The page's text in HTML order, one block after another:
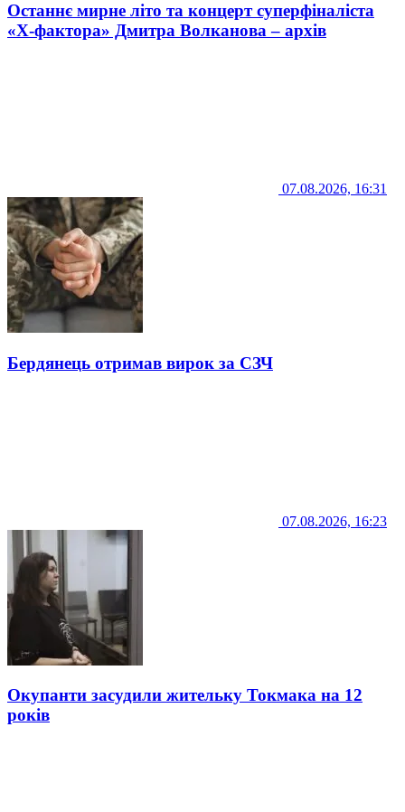
Останнє мирне літо та концерт суперфіналіста
«Х-фактора» Дмитра Волканова – архів
07.08.2026, 16:31
Бердянець отримав вирок за СЗЧ
07.08.2026, 16:23
Окупанти засудили жительку Токмака на 12
років